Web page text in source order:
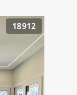
18912